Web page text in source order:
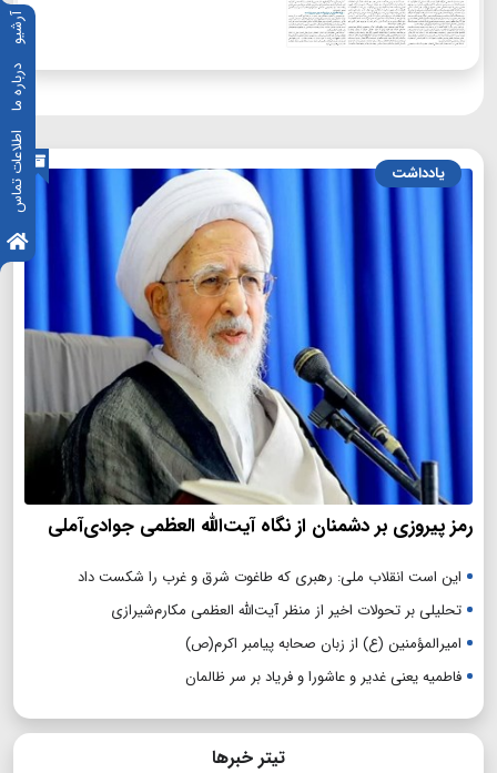
آرشیو
درباره ما
اطلاعات تماس یادداشت
رمز پیروزی بر دشمنان از نگاه آیت‌الله العظمی جوادی‌آملی
این است انقلاب ملی: رهبری که طاغوت شرق و غرب را شکست داد
تحلیلی بر تحولات اخیر از منظر آیت‌الله العظمی مکارم‌شیرازی
امیرالمؤمنین (ع) از زبان صحابه پیامبر اکرم(ص)
فاطمیه یعنی غدیر و عاشورا و فریاد بر سر ظالمان
تیتر خبرها